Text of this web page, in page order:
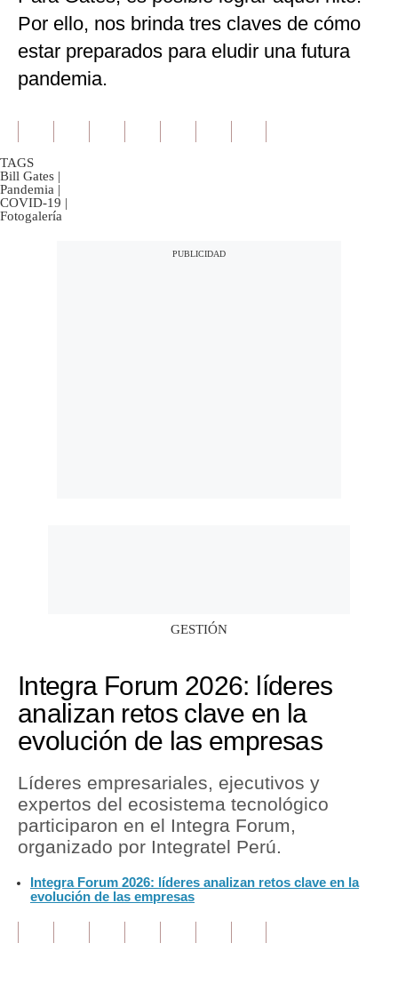
Por ello, nos brinda tres claves de cómo
estar preparados para eludir una futura
pandemia.
TAGS
Bill Gates |
Pandemia |
COVID-19 |
Fotogalería